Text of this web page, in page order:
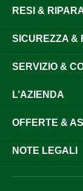
RESI &
SICUREZZA &
SERVIZIO &
L’AZIENDA
OFFERTE &
NOTE LEGALI